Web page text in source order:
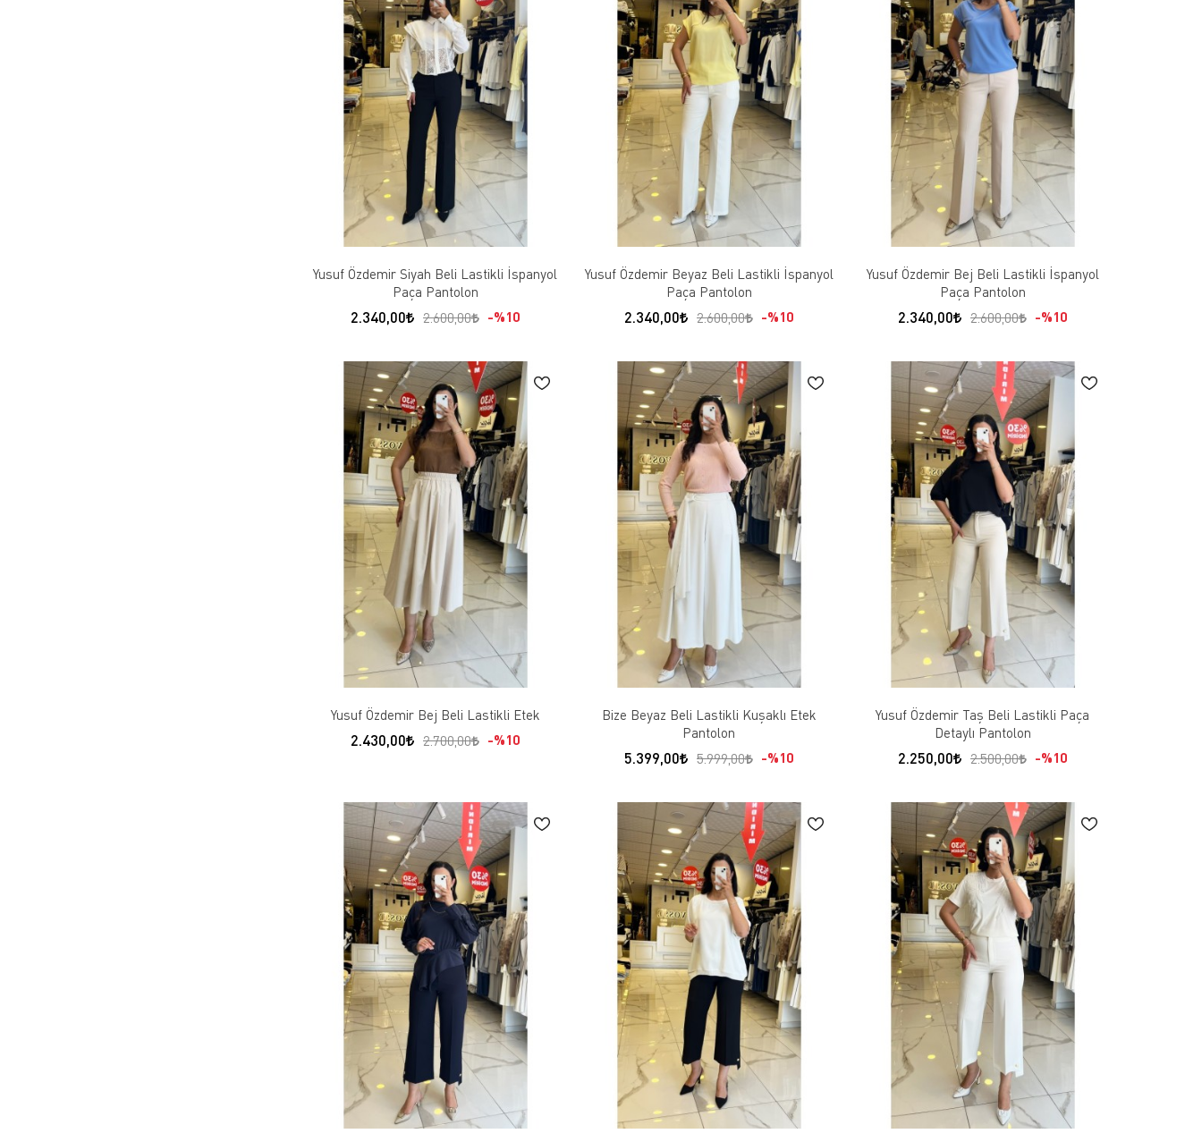
Yusuf Özdemir Siyah Beli Lastikli İspanyol
Paça Pantolon
2.340,00 2.600,00 %10
Yusuf Özdemir Beyaz Beli Lastikli İspanyol
Paça Pantolon
2.340,00 2.600,00 %10
Yusuf Özdemir Bej Beli Lastikli İspanyol
Paça Pantolon
2.340,00 2.600,00 %10
Yusuf Özdemir Bej Beli Lastikli Etek
2.430,00 2.700,00 %10
Bize Beyaz Beli Lastikli Kuşaklı Etek
Pantolon
5.399,00 5.999,00 %10
Yusuf Özdemir Taş Beli Lastikli Paça
Detaylı Pantolon
2.250,00 2.500,00 %10